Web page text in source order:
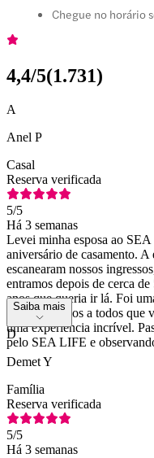
Chegue no horário
4,4/5(1.731)
A
Anel P
Casal
Reserva verificada
5/5
Há 3 semanas
Levei minha esposa ao
aniversário de casamento.
escanearam nossos
entramos depois de cerca
anos que queria ir lá. Foi
recomendamos a todos
uma experiência incrível.
pelo SEA LIFE e
Saiba mais
D
Demet Y
Família
Reserva verificada
5/5
Há 3 semanas